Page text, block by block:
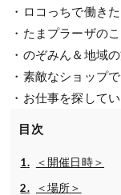
・ロコっちで働き
・たまプラーザの
・のぞみん＆地域
・素敵なショップ
・お仕事を探して
目次
＜開催日時＞
＜場所＞